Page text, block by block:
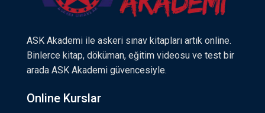
ASK Akademi ile askeri sınav kitapları artık online.
Binlerce kitap, döküman, eğitim videosu ve test bir
arada ASK Akademi güvencesiyle.
Online Kurslar